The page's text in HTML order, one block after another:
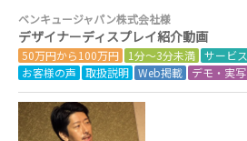
ベンキュージャパン株式会社様
デザイナーディスプレイ紹介動画
50万円から100万円 1分～3分未満 サービス
お客様の声
取扱説明 Web掲載 デモ・実写